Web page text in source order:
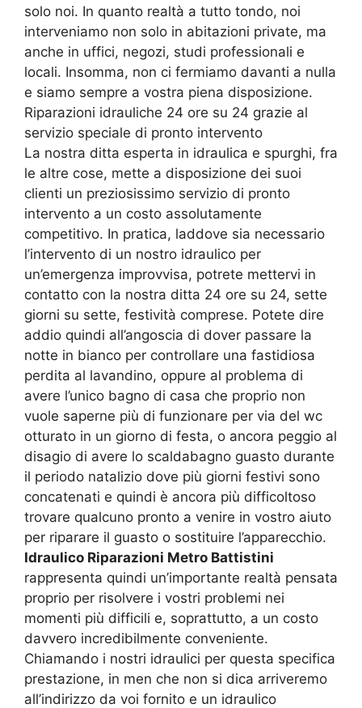
solo noi. In quanto realtà a tutto tondo, noi
interveniamo non solo in abitazioni private, ma
anche in uffici, negozi, studi professionali e
locali. Insomma, non ci fermiamo davanti a nulla
e siamo sempre a vostra piena disposizione.
Riparazioni idrauliche 24 ore su 24 grazie al
servizio speciale di pronto intervento
La nostra ditta esperta in idraulica e spurghi, fra
le altre cose, mette a disposizione dei suoi
clienti un preziosissimo servizio di pronto
intervento a un costo assolutamente
competitivo. In pratica, laddove sia necessario
l’intervento di un nostro idraulico per
un’emergenza improvvisa, potrete mettervi in
contatto con la nostra ditta 24 ore su 24, sette
giorni su sette, festività comprese. Potete dire
addio quindi all’angoscia di dover passare la
notte in bianco per controllare una fastidiosa
perdita al lavandino, oppure al problema di
avere l’unico bagno di casa che proprio non
vuole saperne più di funzionare per via del wc
otturato in un giorno di festa, o ancora peggio al
disagio di avere lo scaldabagno guasto durante
il periodo natalizio dove più giorni festivi sono
concatenati e quindi è ancora più difficoltoso
trovare qualcuno pronto a venire in vostro aiuto
per riparare il guasto o sostituire l’apparecchio.
Idraulico Riparazioni Metro Battistini
rappresenta quindi un’importante realtà pensata
proprio per risolvere i vostri problemi nei
momenti più difficili e, soprattutto, a un costo
davvero incredibilmente conveniente.
Chiamando i nostri idraulici per questa specifica
prestazione, in men che non si dica arriveremo
all’indirizzo da voi fornito e un idraulico